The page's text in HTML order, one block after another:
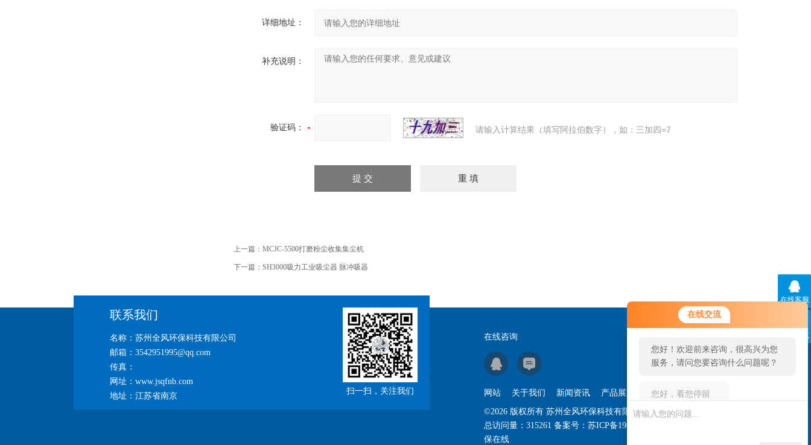
在线交流
您好！欢迎前来咨询，很高兴为您
服务，请问您要咨询什么问题呢？
您好，看您停留很久了，是否找到
了需求产品，您可以直接在线与我
详细地址：
补充说明：
验证码： 请输入计算结果（填写阿拉伯数字），如：三加四=7
上一篇： MCJC-5500打磨粉尘收集集尘机
下一篇： SH3000吸力工业吸尘器 脉冲吸器
联系我们
名称：苏州全风环保科技有限公司
邮箱：3542951995@qq.com
传真：
网址：www.jsqfnb.com
地址：江苏省南京
扫一扫，关注我们
在线咨询
网站 关于我们 新闻资讯 产品展示 技术文章 管理登陆
©2026 版权所有 苏州全风环保科技有限公司 站点地图
总访问量： 315261 备案号： 苏ICP备19018876号-14
保在线
在线客服
联系方式